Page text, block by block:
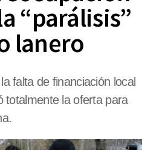
“parálisis”
lanero
falta de financiación local
totalmente la oferta para